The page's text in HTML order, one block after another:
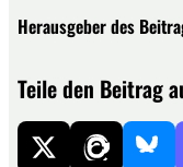
Herausgeber des
Teile den Beitrag